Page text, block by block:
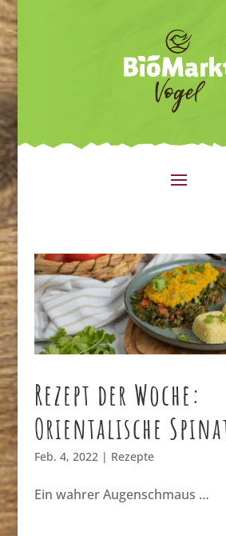
Rezept der Woche:
Orientalische
Feb. 4, 2022 | Rezepte
Ein wahrer Augenschmaus …